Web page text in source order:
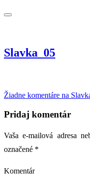
Slavka_05
Žiadne komentáre na
Pridaj komentár
Vaša e-mailová adresa
označené *